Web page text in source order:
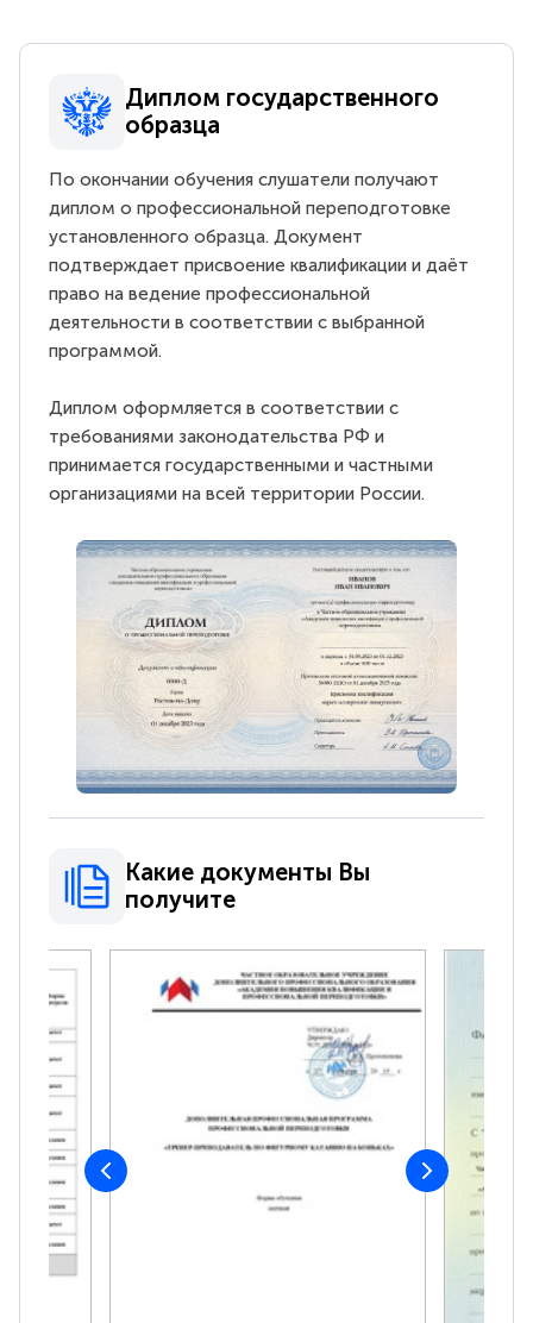
Диплом государственного
образца
По окончании обучения слушатели получают
диплом о профессиональной переподготовке
установленного образца. Документ
подтверждает присвоение квалификации и даёт
право на ведение профессиональной
деятельности в соответствии с выбранной
программой.
Диплом оформляется в соответствии с
требованиями законодательства РФ и
принимается государственными и частными
организациями на всей территории России.
Какие документы Вы
получите